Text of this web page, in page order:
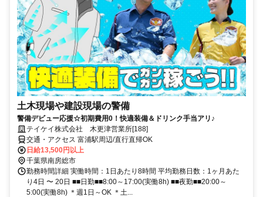
土木現場や建設現場の警備
警備デビュー応援☆初期費用0！快適装備＆ドリンク手当アリ♪
テイケイ株式会社 木更津営業所[188]
交通・アクセス 富浦駅周辺/直行直帰OK
日給13,500円以上
千葉県南房総市
勤務時間詳細 実働時間：1日あたり8時間 平均勤務日数：1ヶ月あた
り4日 〜 20日 ■■日勤■■8:00～17:00(実働8h) ■■夜勤■■20:00～
5:00(実働8h) ＊週1日～OK ＊土...